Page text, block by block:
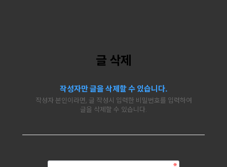
글 삭제
작성자만 글을 삭제할 수 있습니다.
작성자 본인이라면, 글 작성시 입력한 비밀번호를 입력하여
글을 삭제할 수 있습니다.